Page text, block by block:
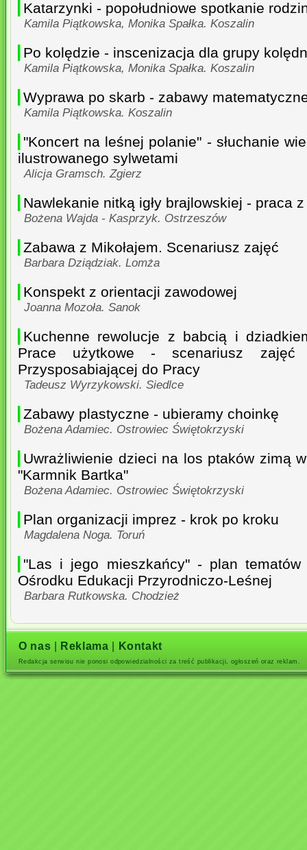
Katarzynki - popołudniowe spotkanie
Kamila Piątkowska, Monika Spałka. Koszalin
Po kolędzie - inscenizacja dla grupy
Kamila Piątkowska, Monika Spałka. Koszalin
Wyprawa po skarb - zabawy
Kamila Piątkowska. Koszalin
"Koncert na leśnej polanie" - słuchanie
ilustrowanego sylwetami
Alicja Gramsch. Zgierz
Nawlekanie nitką igły brajlowskiej - praca
Bożena Wajda - Kasprzyk. Ostrzeszów
Zabawa z Mikołajem. Scenariusz zajęć
Barbara Dziądziak. Lomża
Konspekt z orientacji zawodowej
Joanna Mozoła. Sanok
Kuchenne rewolucje z babcią i
Prace użytkowe - scenariusz zajęć
Przysposabiającej do Pracy
Tadeusz Wyrzykowski. Siedlce
Zabawy plastyczne - ubieramy choinkę
Bożena Adamiec. Ostrowiec Świętokrzyski
Uwrażliwienie dzieci na los ptaków zimą
"Karmnik Bartka"
Bożena Adamiec. Ostrowiec Świętokrzyski
Plan organizacji imprez - krok po kroku
Magdalena Noga. Toruń
"Las i jego mieszkańcy" - plan tematów
Ośrodku Edukacji Przyrodniczo-Leśnej
Barbara Rutkowska. Chodzież
O nas Reklama Kontakt
Redakcja serwisu nie ponosi odpowiedzialności za treść publikacji, ogłoszeń oraz reklam.